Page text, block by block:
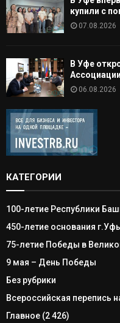
купили с
07.08.2026
В Уфе
06.08.2026
КАТЕГОРИИ
100-летие Республики
450-летие основания
75-летие Победы в
9 мая – День Победы
Без рубрики
Всероссийская перепись
Главное (2 426)